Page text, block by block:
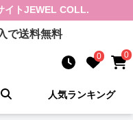
イトJEWEL COLL.
で送料無料
0 0
人気ランキング